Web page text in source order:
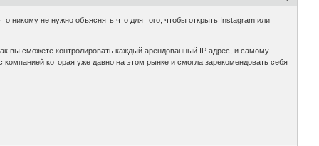
никому не нужно объяснять что для того, чтобы открыть Instagram или
вы сможете контролировать каждый арендованный IP адрес, и самому
которая уже давно на этом рынке и смогла зарекомендовать себя